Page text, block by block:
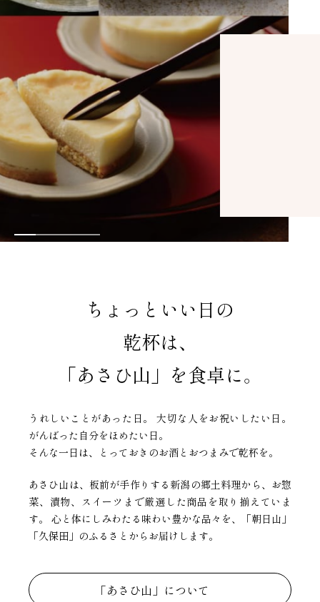
ちょっといい日の
乾杯は、
「あさひ山」を食卓に。
うれしいことがあった日。 大切な人をお祝いしたい日。
がんばった自分をほめたい日。
そんな一日は、とっておきのお酒とおつまみで乾杯を。
あさひ山は、板前が手作りする新潟の郷土料理から、お惣
菜、漬物、スイーツまで厳選した商品を取り揃えていま
す。 心と体にしみわたる味わい豊かな品々を、「朝日山」
「久保田」のふるさとからお届けします。
「あさひ山」について